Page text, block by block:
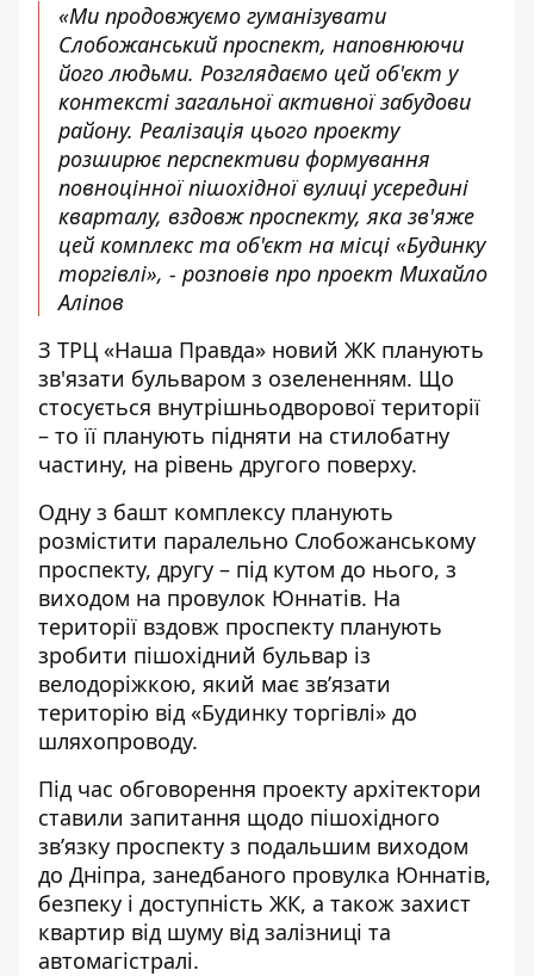
«Ми продовжуємо гуманізувати
Слобожанський проспект, наповнюючи
його людьми. Розглядаємо цей об'єкт у
контексті загальної активної забудови
району. Реалізація цього проекту
розширює перспективи формування
повноцінної пішохідної вулиці усередині
кварталу, вздовж проспекту, яка зв'яже
цей комплекс та об'єкт на місці «Будинку
торгівлі», - розповів про проект Михайло
Аліпов
З ТРЦ «Наша Правда» новий ЖК планують
зв'язати бульваром з озелененням. Що
стосується внутрішньодворової території
– то її планують підняти на стилобатну
частину, на рівень другого поверху.
Одну з башт комплексу планують
розмістити паралельно Слобожанському
проспекту, другу – під кутом до нього, з
виходом на провулок Юннатів. На
території вздовж проспекту планують
зробити пішохідний бульвар із
велодоріжкою, який має зв’язати
територію від «Будинку торгівлі» до
шляхопроводу.
Під час обговорення проекту архітектори
ставили запитання щодо пішохідного
зв’язку проспекту з подальшим виходом
до Дніпра, занедбаного провулка Юннатів,
безпеку і доступність ЖК, а також захист
квартир від шуму від залізниці та
автомагістралі.